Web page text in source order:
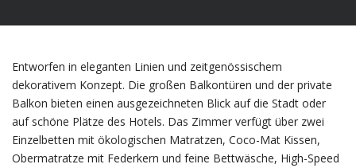
Entworfen in eleganten Linien und zeitgenössischem
dekorativem Konzept. Die großen Balkontüren und der private
Balkon bieten einen ausgezeichneten Blick auf die Stadt oder
auf schöne Plätze des Hotels. Das Zimmer verfügt über zwei
Einzelbetten mit ökologischen Matratzen, Coco-Mat Kissen,
Obermatratze mit Federkern und feine Bettwäsche, High-Speed